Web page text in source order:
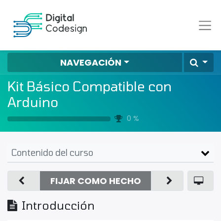
NAVEGACIÓN
Kit Básico Compatible con
Arduino
0 %
Contenido del curso
Introducción
FIJAR COMO HECHO